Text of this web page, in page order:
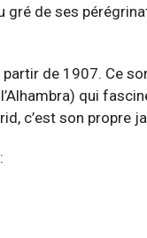
gré de ses
de 1907. Ce
qui
c’est son propre